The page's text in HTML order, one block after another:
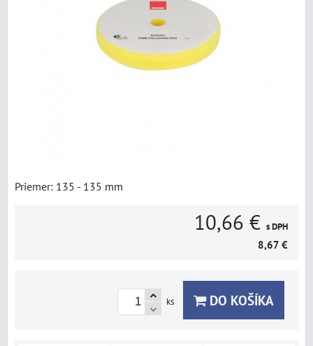
Priemer: 135 - 135 mm
10,66 € s DPH
8,67 €
ks DO KOŠÍKA